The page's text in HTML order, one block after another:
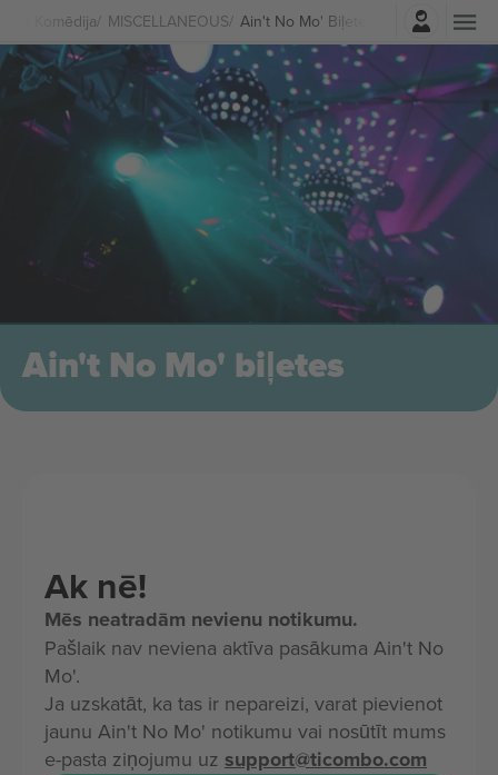
Un Komēdija MISCELLANEOUS Ain't No Mo' Biļetes
Pierakstīties
Ain't No Mo' biļetes
Ak nē!
Mēs neatradām nevienu notikumu.
Pašlaik nav neviena aktīva pasākuma Ain't No
Mo'.
Ja uzskatāt, ka tas ir nepareizi, varat pievienot
jaunu Ain't No Mo' notikumu vai nosūtīt mums
e-pasta ziņojumu uz support@ticombo.com